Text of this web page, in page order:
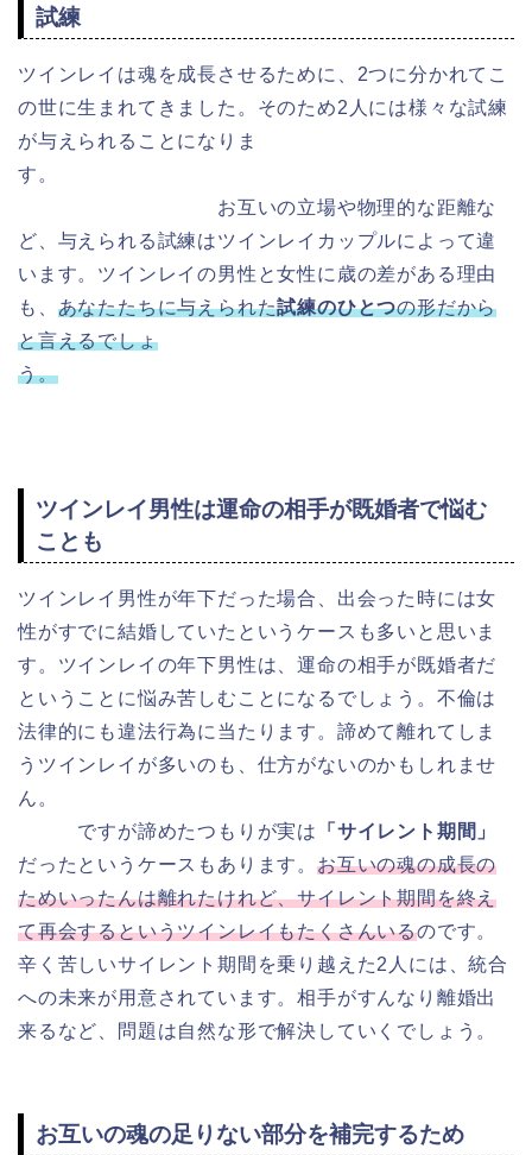
試練
ツインレイは魂を成長させるために、2つに分かれてこ
の世に生まれてきました。そのため2人には様々な試練
が与えられることになりま
す。
お互いの立場や物理的な距離な
ど、与えられる試練はツインレイカップルによって違
います。ツインレイの男性と女性に歳の差がある理由
も、 あなたたちに与えられた試練のひとつの形だから
と言えるでしょ
う。
ツインレイ男性は運命の相手が既婚者で悩む
ことも
ツインレイ男性が年下だった場合、出会った時には女
性がすでに結婚していたというケースも多いと思いま
す。ツインレイの年下男性は、運命の相手が既婚者だ
ということに悩み苦しむことになるでしょう。不倫は
法律的にも違法行為に当たります。諦めて離れてしま
うツインレイが多いのも、仕方がないのかもしれませ
ん。
ですが諦めたつもりが実は
「サイレント期間」
だったというケースもあります。お互いの魂の成長の
ためいったんは離れたけれど、サイレント期間を終え
て再会するというツインレイもたくさんいるのです。
辛く苦しいサイレント期間を乗り越えた2人には、統合
への未来が用意されています。相手がすんなり離婚出
来るなど、問題は自然な形で解決していくでしょう。
お互いの魂の足りない部分を補完するため